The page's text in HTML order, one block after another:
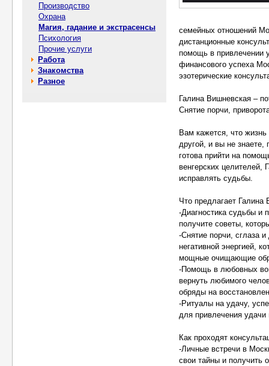
Производство
Охрана
Магия, гадание и экстрасенсы
Психология
Прочие услуги
Работа
Знакомства
Разное
семейных отношений
дистанционные
помощь в привлечении
финансового успеха
эзотерические
Галина Вишневская –
Снятие порчи,
Вам кажется, что
другой, и вы не
готова прийти на
венгерских целителей,
исправлять судьбы.
Что предлагает Галина
-Диагностика судьбы и
получите советы,
-Снятие порчи, сглаза
негативной энергией,
мощные очищающие
-Помощь в любовных
вернуть любимого
обряды на
-Ритуалы на удачу,
для привлечения
Как проходят
-Личные встречи в
свои тайны и получить